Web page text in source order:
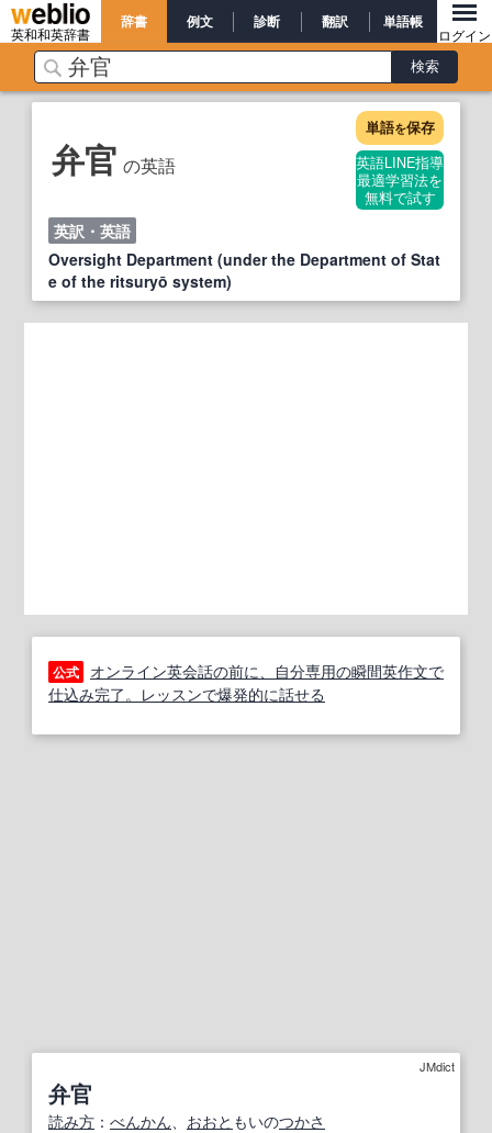
英和和英辞書
辞書 例文 診断 翻訳 単語帳
ログイン
弁官 の英語
単語を保存
英語LINE指導
最適学習法を
無料で試す
英訳・英語
Oversight Department (under the Department of Stat
e of the ritsuryō system)
公式
オンライン英会話の前に、自分専用の瞬間英作文で
仕込み完了。レッスンで爆発的に話せる
JMdict
弁官
読み方 ： べんかん おおと もいのつかさ